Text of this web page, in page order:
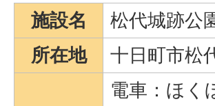
施設名
松代城跡公
所在地
十日町市松
電車：ほく